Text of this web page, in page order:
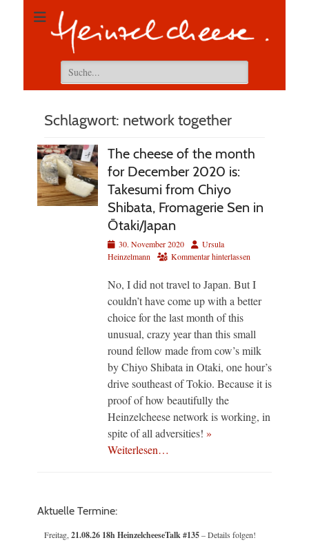
Suchen
nach:
Schlagwort: network together
The cheese of the month
for December 2020 is:
Takesumi from Chiyo
Shibata, Fromagerie Sen in
Ōtaki/Japan
Veröffentlicht
am
30. November 2020 AutorUrsula
Heinzelmann
Kommentar hinterlassen
No, I did not travel to Japan. But I
couldn’t have come up with a better
choice for the last month of this
unusual, crazy year than this small
round fellow made from cow’s milk
by Chiyo Shibata in Otaki, one hour’s
drive southeast of Tokio. Because it is
proof of how beautifully the
Heinzelcheese network is working, in
spite of all adversities! »
Weiterlesen…
Aktuelle Termine:
Freitag,21.08.26 18h HeinzelcheeseTalk #135– Details folgen!